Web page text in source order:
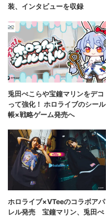
装、インタビューを収録
兎田ぺこらや宝鐘マリンをデコ
って強化！ ホロライブのシール
帳×戦略ゲーム発売へ
ホロライブ×VTeeのコラボアパ
レル発売 宝鐘マリン、兎田ぺ